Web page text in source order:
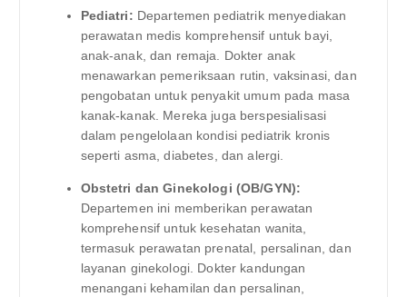
Pediatri: Departemen pediatrik menyediakan
perawatan medis komprehensif untuk bayi,
anak-anak, dan remaja. Dokter anak
menawarkan pemeriksaan rutin, vaksinasi, dan
pengobatan untuk penyakit umum pada masa
kanak-kanak. Mereka juga berspesialisasi
dalam pengelolaan kondisi pediatrik kronis
seperti asma, diabetes, dan alergi.
Obstetri dan Ginekologi (OB/GYN):
Departemen ini memberikan perawatan
komprehensif untuk kesehatan wanita,
termasuk perawatan prenatal, persalinan, dan
layanan ginekologi. Dokter kandungan
menangani kehamilan dan persalinan,